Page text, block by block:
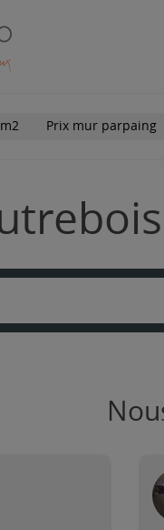
Prix mur parpaing